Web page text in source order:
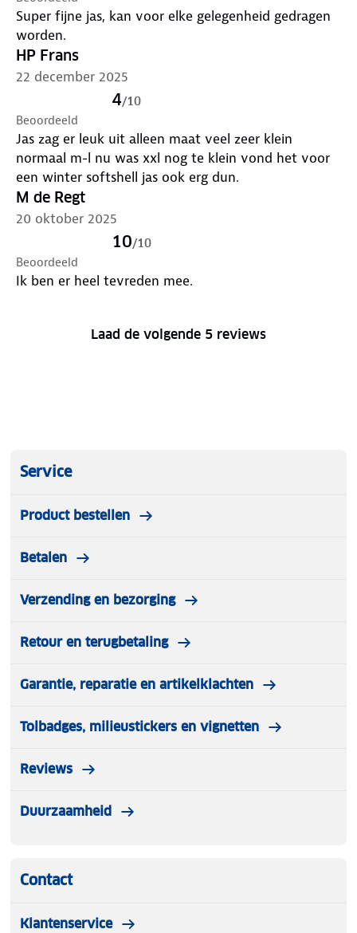
Super fijne jas, kan voor elke gelegenheid gedragen
worden.
HP Frans
22 december 2025
4/10
Beoordeeld
Jas zag er leuk uit alleen maat veel zeer klein
normaal m-l nu was xxl nog te klein vond het voor
een winter softshell jas ook erg dun.
M de Regt
20 oktober 2025
10/10
Beoordeeld
Ik ben er heel tevreden mee.
Laad de volgende 5 reviews
Service
Product bestellen
Betalen
Verzending en bezorging
Retour en terugbetaling
Garantie, reparatie en artikelklachten
Tolbadges, milieustickers en vignetten
Reviews
Duurzaamheid
Contact
Klantenservice